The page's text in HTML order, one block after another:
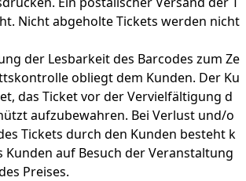
Nicht abgeholte Tickets werden nicht
der Lesbarkeit des Barcodes zum Ze
obliegt dem Kunden. Der Ku
das Ticket vor der Vervielfältigung d
aufzubewahren. Bei Verlust und/o
Tickets durch den Kunden besteht k
Kunden auf Besuch der Veranstaltung
Preises.